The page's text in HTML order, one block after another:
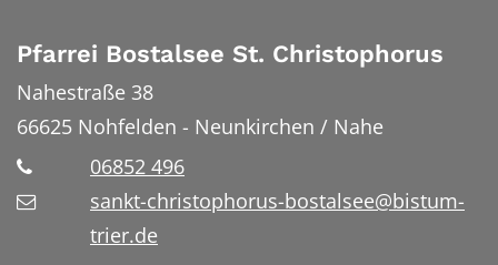
Pfarrei Bostalsee St. Christophorus
Nahestraße 38
66625 Nohfelden - Neunkirchen / Nahe
06852 496
sankt-christophorus-bostalsee@bistum-
trier.de